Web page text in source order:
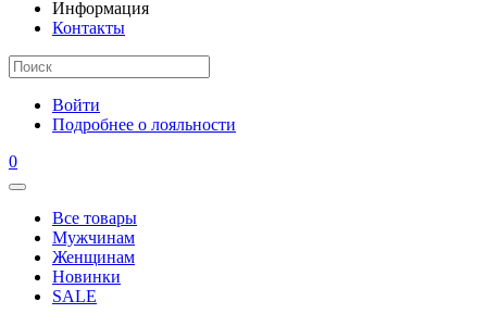
Информация
Контакты
Войти
Подробнее о лояльности
0
Все товары
Мужчинам
Женщинам
Новинки
SALE